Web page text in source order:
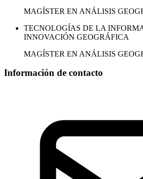
MAGÍSTER EN ANÁLISIS
TECNOLOGÍAS DE LA
INNOVACIÓN GEOGRÁFICA
MAGÍSTER EN ANÁLISIS
Información de contacto